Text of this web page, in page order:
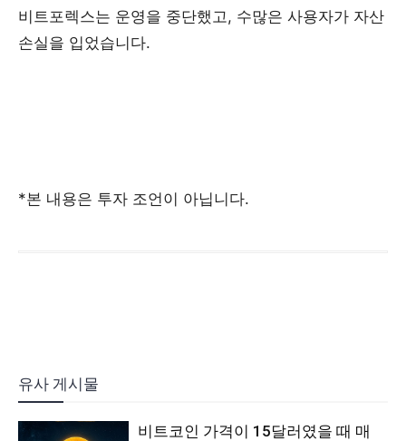
비트포렉스는 운영을 중단했고, 수많은 사용자가 자산
손실을 입었습니다.
*본 내용은 투자 조언이 아닙니다.
유사 게시물
비트코인 가격이 15달러였을 때 매